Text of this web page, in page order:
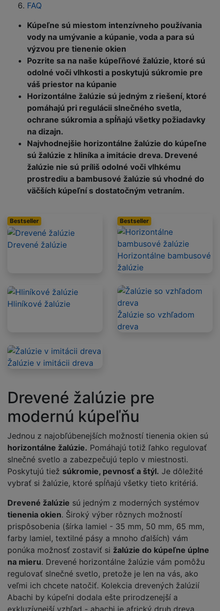
FAQ
Kúpeľne sú miestom intenzívneho používania
vody na umývanie a kúpanie, voda a para sú
výzvou pre tienenie okien
Pozrite sa na naše kúpeľňové žalúzie, ktoré sú
odolné voči vlhkosti a poskytujú súkromie pre
váš priestor na kúpanie
Horizontálne žalúzie sú jedným z riešení, ktoré
pomáhajú pri regulácii slnečného svetla,
ochrane súkromia a spĺňajú všetky požiadavky
na dizajn.
Najvhodnejšie horizontálne žalúzie do kúpeľne
sú žalúzie z hliníka a imitácie dreva. Drevené
žalúzie nie sú príliš odolné voči vlhkému
prostrediu a bambusové žalúzie sú vhodné do
väčších kúpeľní s dostatočným vetraním.
Bestseller
Drevené žalúzie
Bestseller
Horizontálne bambusové
žalúzie
Hliníkové žalúzie
Žalúzie so vzhľadom
dreva
Žalúzie v imitácii dreva
Drevené žalúzie pre
modernú kúpeľňu
Jednou z najobľúbenejších možností tienenia okien sú
horizontálne žalúzie. Pomáhajú totiž ľahko regulovať
slnečné svetlo a zabezpečujú teplo v miestnosti.
Poskytujú tiež súkromie, pevnosť a štýl. Je dôležité
vybrať si žalúzie, ktoré spĺňajú všetky tieto kritériá.
Drevené žalúzie sú jedným z moderných systémov
tienenia okien. Široký výber rôznych možností
prispôsobenia (šírka lamiel - 35 mm, 50 mm, 65 mm,
farby lamiel, textilné pásy a mnoho ďalších) vám
ponúka možnosť zostaviť si žalúzie do kúpeľne úplne
na mieru. Drevené horizontálne žalúzie vám pomôžu
regulovať slnečné svetlo, pretože je len na vás, ako
veľmi ich chcete natočiť. Kolekcia drevených žalúzií
Abachi by kúpeľni dodala ešte prirodzenejší a
exkluzívnejší vzhľad - abachi je africký druh dreva,